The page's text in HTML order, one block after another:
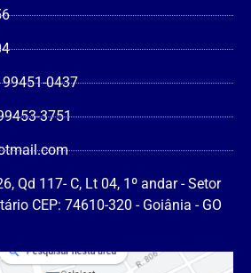
0437
3751
Qd 117- C, Lt 04, 1º andar - Setor
CEP: 74610-320 - Goiânia - GO